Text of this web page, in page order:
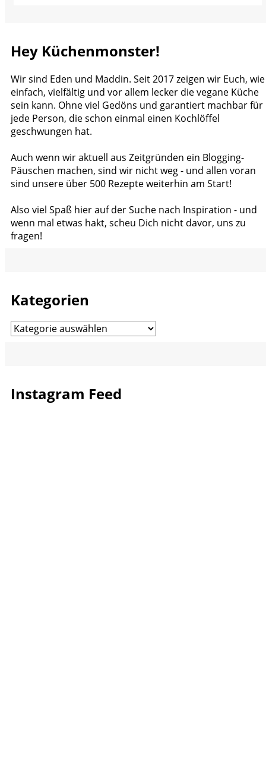
Hey Küchenmonster!
Wir sind Eden und Maddin. Seit 2017 zeigen wir Euch, wie
einfach, vielfältig und vor allem lecker die vegane Küche
sein kann. Ohne viel Gedöns und garantiert machbar für
jede Person, die schon einmal einen Kochlöffel
geschwungen hat.
Auch wenn wir aktuell aus Zeitgründen ein Blogging-
Päuschen machen, sind wir nicht weg - und allen voran
sind unsere über 500 Rezepte weiterhin am Start!
Also viel Spaß hier auf der Suche nach Inspiration - und
wenn mal etwas hakt, scheu Dich nicht davor, uns zu
fragen!
Kategorien
Kategorien
Instagram Feed